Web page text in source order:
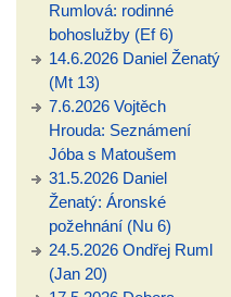
Rumlová: rodinné
bohoslužby (Ef 6)
14.6.2026 Daniel Ženatý
(Mt 13)
7.6.2026 Vojtěch
Hrouda: Seznámení
Jóba s Matoušem
31.5.2026 Daniel
Ženatý: Áronské
požehnání (Nu 6)
24.5.2026 Ondřej Ruml
(Jan 20)